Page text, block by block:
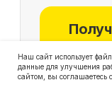
Наш сайт использует
данные для улучшения
сайтом, вы соглашаетесь с